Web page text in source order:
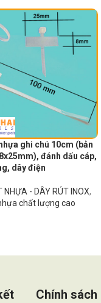
ghi chú 10cm (bản
đánh dấu cáp,
dây điện
NHỰA - DÂY RÚT INOX,
chất lượng cao
Chính sách